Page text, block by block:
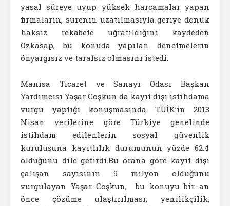
yasal süreye uyup yüksek harcamalar yapan
firmaların, sürenin uzatılmasıyla geriye dönük
haksız rekabete uğratıldığını kaydeden
Özkasap, bu konuda yapılan denetmelerin
önyargısız ve tarafsız olmasını istedi.
Manisa Ticaret ve Sanayi Odası Başkan
Yardımcısı Yaşar Coşkun da kayıt dışı istihdama
vurgu yaptığı konuşmasında TÜİK’in 2013
Nisan verilerine göre Türkiye genelinde
istihdam edilenlerin sosyal güvenlik
kuruluşuna kayıtlılık durumunun yüzde 62.4
olduğunu dile getirdi.Bu orana göre kayıt dışı
çalışan sayısının 9 milyon olduğunu
vurgulayan Yaşar Coşkun, bu konuyu bir an
önce çözüme ulaştırılması, yenilikçilik,